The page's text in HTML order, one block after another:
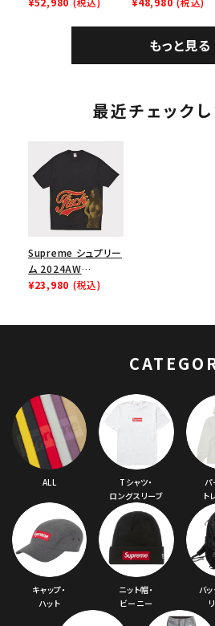
もっと見る
最近チェック
Supreme シュプリー
ム 2024AW
Hysteric Glamour
¥23,980 (税込)
ALL
Tシャツ・
ロングスリーブ
パ
ト
キャップ・
ハット
ニット帽・
ビーニー
バッ